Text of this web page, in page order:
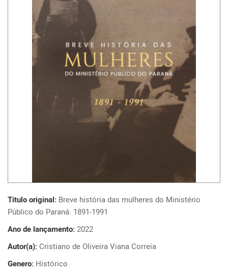
Titulo original: Breve história das mulheres do Ministério
Público do Paraná: 1891-1991
Ano de lançamento: 2022
Autor(a): Cristiano de Oliveira Viana Correia
Genero: Histórico